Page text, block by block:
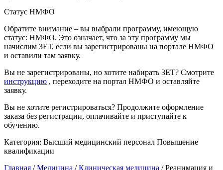
Техносферная безопасность
Допуски
Безопасность труда
Экономика и управление
общественного питания в
организации
Управление административно-
хозяйственной деятельностью
Статус НМФО
Обратите внимание – вы выбрали программу, имеющую
статус: НМФО. Это означает, что за эту программу мы
начислим ЗЕТ, если вы зарегистрированы на портале НМФО
и оставили там заявку.
Вы не зарегистрированы, но хотите набирать ЗЕТ? Смотрите
инструкцию , переходите на портал НМФО и оставляйте
заявку.
Вы не хотите регистрироваться? Продолжите оформление
заказа без регистрации, оплачивайте и приступайте к
обучению.
Категория: Высший медицинский персонал Повышение
квалификации
Главная /Медицина /Клиническая медицина / Реанимация и